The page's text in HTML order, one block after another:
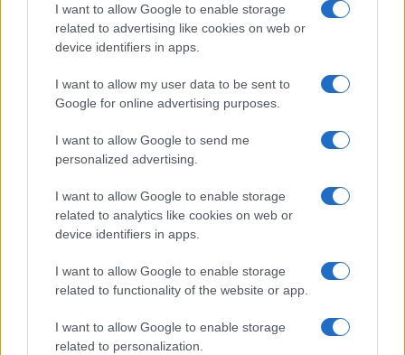
I want to allow Google to enable storage
related to advertising like cookies on web or
device identifiers in apps.
I want to allow my user data to be sent to
Google for online advertising purposes.
I want to allow Google to send me
personalized advertising.
I want to allow Google to enable storage
related to analytics like cookies on web or
device identifiers in apps.
I want to allow Google to enable storage
related to functionality of the website or app.
I want to allow Google to enable storage
related to personalization.
Új és Használt GSM kiemelt ajánlatok
Euro Gsm